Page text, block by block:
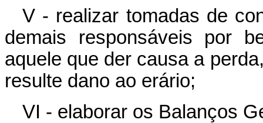
V - realizar tomadas de
demais responsáveis por
aquele que der causa a
resulte dano ao erário;
VI - elaborar os Balanços